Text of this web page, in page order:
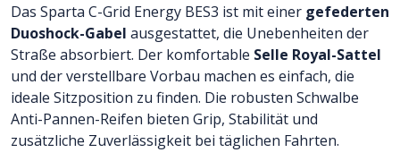
Das Sparta C-Grid Energy BES3 ist mit einer gefederten
Duoshock-Gabel ausgestattet, die Unebenheiten der
Straße absorbiert. Der komfortable Selle Royal-Sattel
und der verstellbare Vorbau machen es einfach, die
ideale Sitzposition zu finden. Die robusten Schwalbe
Anti-Pannen-Reifen bieten Grip, Stabilität und
zusätzliche Zuverlässigkeit bei täglichen Fahrten.